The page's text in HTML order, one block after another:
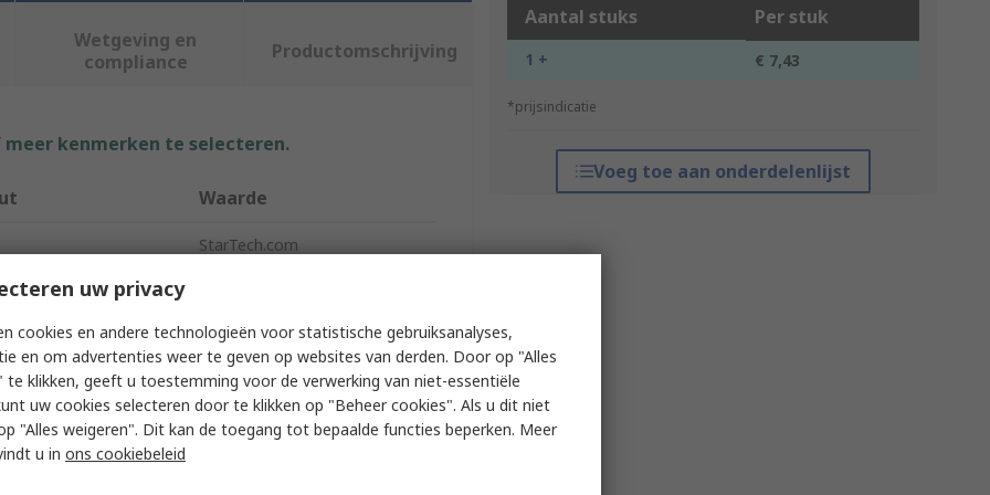
Aantal stuks Per stuk
1 + € 7,43
*prijsindicatie
Voeg toe aan onderdelenlijst
Wetgeving en
compliance
Productomschrijving
kenmerken te selecteren.
Waarde
StarTech.com
Type A 3.5 mm Stereo Jack
Type B RCA x 2
Gender A Male
uw privacy
cookies en andere technologieën voor statistische gebruiksanalyses,
en om advertenties weer te geven op websites van derden. Door op "Alles
te klikken, geeft u toestemming voor de verwerking van niet-essentiële
uw cookies selecteren door te klikken op "Beheer cookies". Als u dit niet
"Alles weigeren". Dit kan de toegang tot bepaalde functies beperken. Meer
u in ons cookiebeleid